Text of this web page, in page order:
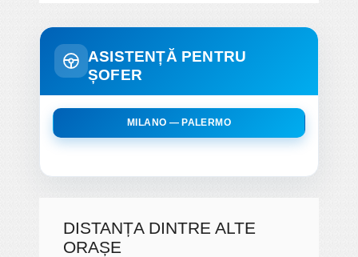
ASISTENȚĂ PENTRU
ȘOFER
MILANO — PALERMO
DISTANȚA DINTRE ALTE
ORAȘE